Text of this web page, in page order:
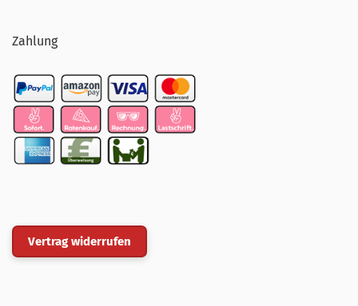
Zahlung
Vertrag widerrufen